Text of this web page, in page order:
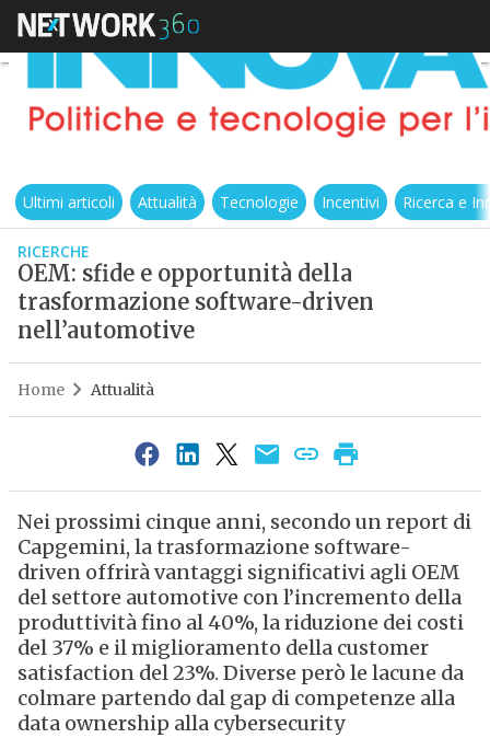
Ultimi articoli Attualità Tecnologie Incentivi Ricerca e
RICERCHE
OEM: sfide e opportunità della
trasformazione software-driven
nell’automotive
Home Attualità
Nei prossimi cinque anni, secondo un report di
Capgemini, la trasformazione software-
driven offrirà vantaggi significativi agli OEM
del settore automotive con l’incremento della
produttività fino al 40%, la riduzione dei costi
del 37% e il miglioramento della customer
satisfaction del 23%. Diverse però le lacune da
colmare partendo dal gap di competenze alla
data ownership alla cybersecurity